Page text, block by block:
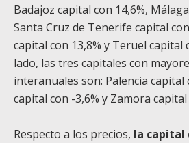
Badajoz capital con 14,6%,
Santa Cruz de Tenerife capital
capital con 13,8% y Teruel capital
lado, las tres capitales con
interanuales son: Palencia capital
capital con -3,6% y Zamora capital
Respecto a los precios, la capital